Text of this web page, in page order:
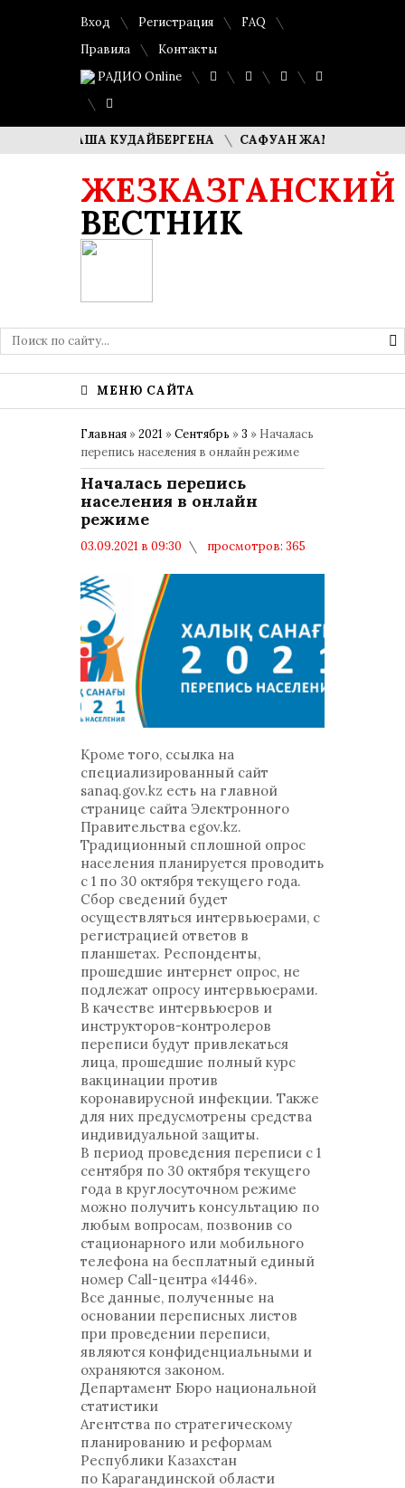
Вход Регистрация
FAQ
Правила
Контакты
РАДИО Online
ДИМАША КУДАЙБЕРГЕНА САФУАН ЖАМПЕИСОВ: «МЫ
ЖЕЗКАЗГАНСКИЙ
ВЕСТНИК
МЕНЮ САЙТА
Главная »2021 »Сентябрь »3 » Началась
перепись населения в онлайн режиме
Началась перепись
населения в онлайн
режиме
03.09.2021 в 09:30
просмотров: 365
Кроме того, ссылка на
специализированный сайт
sanaq.gov.kz есть на главной
странице сайта Электронного
Правительства egov.kz.
Традиционный сплошной опрос
населения планируется проводить
с 1 по 30 октября текущего года.
Сбор сведений будет
осуществляться интервьюерами, с
регистрацией ответов в
планшетах. Респонденты,
прошедшие интернет опрос, не
подлежат опросу интервьюерами.
В качестве интервьюеров и
инструкторов-контролеров
переписи будут привлекаться
лица, прошедшие полный курс
вакцинации против
коронавирусной инфекции. Также
для них предусмотрены средства
индивидуальной защиты.
В период проведения переписи с 1
сентября по 30 октября текущего
года в круглосуточном режиме
можно получить консультацию по
любым вопросам, позвонив со
стационарного или мобильного
телефона на бесплатный единый
номер Call-центра «1446».
Все данные, полученные на
основании переписных листов
при проведении переписи,
являются конфиденциальными и
охраняются законом.
Департамент Бюро национальной
статистики
Агентства по стратегическому
планированию и реформам
Республики Казахстан
по Карагандинской области